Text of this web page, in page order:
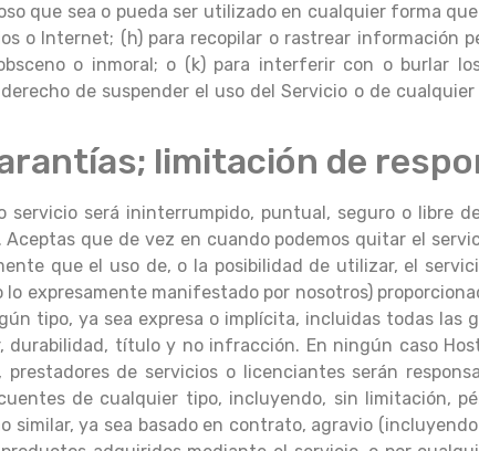
que sea o pueda ser utilizado en cualquier forma
o Internet; (h) para recopilar o rastrear información
o inmoral; o (k) para interferir con o burlar
de suspender el uso del Servicio o de
limitación de
será ininterrumpido, puntual, seguro o libre
que de vez en cuando podemos quitar el
que el uso de, o la posibilidad de utilizar, el
expresamente manifestado por nosotros)
tipo, ya sea expresa o implícita, incluidas todas las
título y no infracción. En ningún caso
de servicios o licenciantes serán
de cualquier tipo, incluyendo, sin limitación,
similar, ya sea basado en contrato, agravio